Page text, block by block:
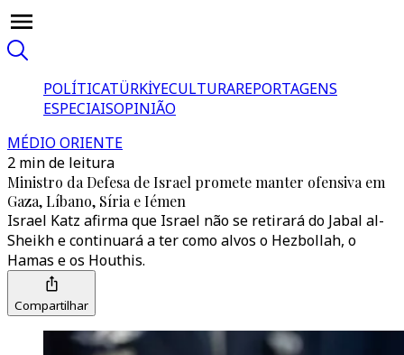
POLÍTICATÜRKİYECULTURAREPORTAGENS
ESPECIAISOPINIÃO
MÉDIO ORIENTE
2 min de leitura
Ministro da Defesa de Israel promete manter ofensiva em
Gaza, Líbano, Síria e Iémen
Israel Katz afirma que Israel não se retirará do Jabal al-
Sheikh e continuará a ter como alvos o Hezbollah, o
Hamas e os Houthis.
Compartilhar